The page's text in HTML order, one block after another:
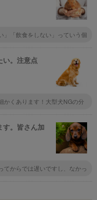
」「飲食をしない」っていう個
のもおすすめだけど会社によっ
わせてみて！
い。注意点
かくあります！大型犬NGの分
す。皆さん加
てからでは遅いですし、なかっ